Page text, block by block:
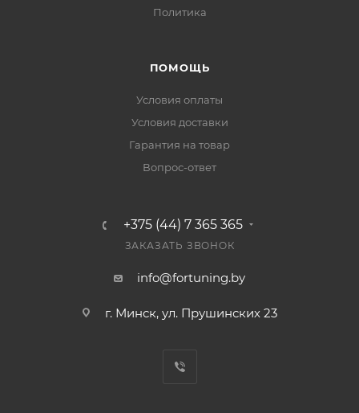
Политика
ПОМОЩЬ
Условия оплаты
Условия доставки
Гарантия на товар
Вопрос-ответ
+375 (44) 7 365 365
ЗАКАЗАТЬ ЗВОНОК
info@fortuning.by
г. Минск, ул. Прушинских 23